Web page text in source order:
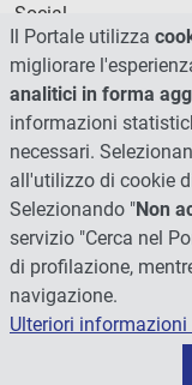
Social
© 2026 -
Il Portale utilizza
migliorare
analitici in forma
informazioni
necessari.
all'utilizzo di cookie
Selezionando "Non
servizio "Cerca nel
di profilazione,
navigazione.
Ulteriori